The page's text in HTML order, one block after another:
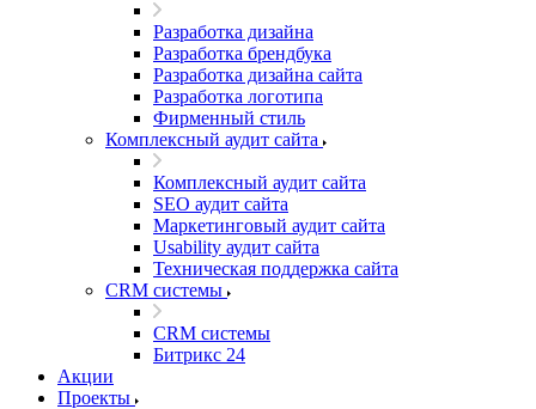
Разработка дизайна
Разработка брендбука
Разработка дизайна сайта
Разработка логотипа
Фирменный стиль
Комплексный аудит сайта
Комплексный аудит сайта
SEO аудит сайта
Маркетинговый аудит сайта
Usability аудит сайта
Техническая поддержка сайта
CRM системы
CRM системы
Битрикс 24
Акции
Проекты